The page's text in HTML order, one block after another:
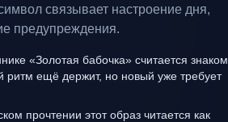
связывает настроение дня,
предупреждения.
«Золотая бабочка» считается знаком
ритм ещё держит, но новый уже требует
прочтении этот образ читается как